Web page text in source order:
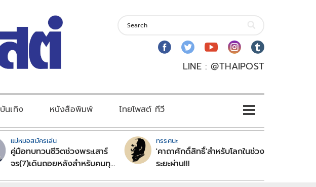
LINE : @THAIPOST
บันเทิง หนังสือพิมพ์ ไทยโพสต์ ทีวี
แม่หมอสมัครเล่น
คู่มือทบทวนชีวิตช่วงพระเสาร์
จร(7)เดินถอยหลังสำหรับคนทุก
ทรรศนะ
'คาถาศักดิ์สิทธิ์'สำหรับโลกในช่วง
ระยะผ่าน!!!